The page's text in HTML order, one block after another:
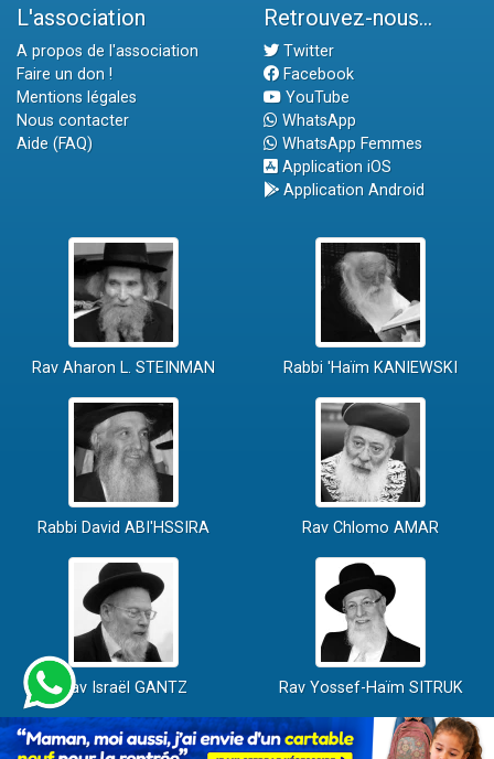
L'association
A propos de l'association
Faire un don !
Mentions légales
Nous contacter
Aide (FAQ)
Retrouvez-nous...
Twitter
Facebook
YouTube
WhatsApp
WhatsApp Femmes
Application iOS
Application Android
Rav Aharon L. STEINMAN Rabbi 'Haïm KANIEWSKI
Rabbi David ABI'HSSIRA Rav Chlomo AMAR
Rav Israël GANTZ Rav Yossef-Haïm SITRUK